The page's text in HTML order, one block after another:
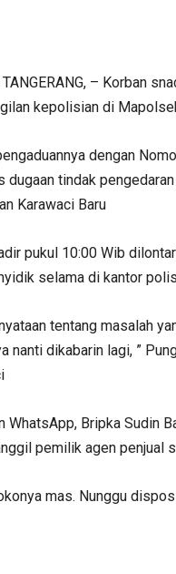
TANGERANG, – Korban
kepolisian di
dengan
tindak
Karawaci Baru
pukul 10:00 Wib
selama di kantor
tentang masalah
nanti dikabarin lagi, ”
WhatsApp, Bripka Sudin
pemilik agen penjual
mas. Nunggu